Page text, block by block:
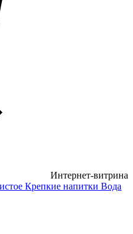
Интернет-витрина
Крепкие напитки Вода